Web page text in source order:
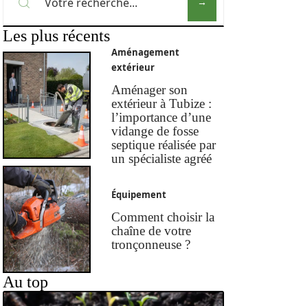
Les plus récents
Aménagement
extérieur
Aménager son
extérieur à Tubize :
l’importance d’une
vidange de fosse
septique réalisée par
un spécialiste agréé
Équipement
Comment choisir la
chaîne de votre
tronçonneuse ?
Au top